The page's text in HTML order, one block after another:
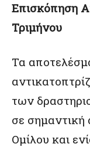
Επισκόπηση
Τριμήνου
Τα
των
σε
Ομίλου και